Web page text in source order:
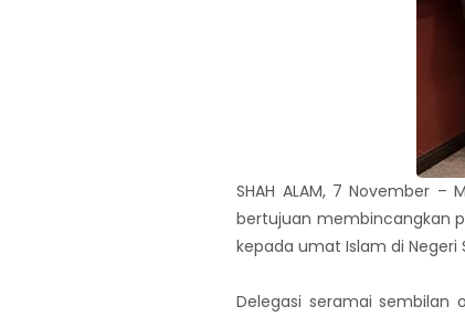
SHAH ALAM, 7 November
bertujuan membincangkan
kepada umat Islam di Negeri
Delegasi seramai sembilan